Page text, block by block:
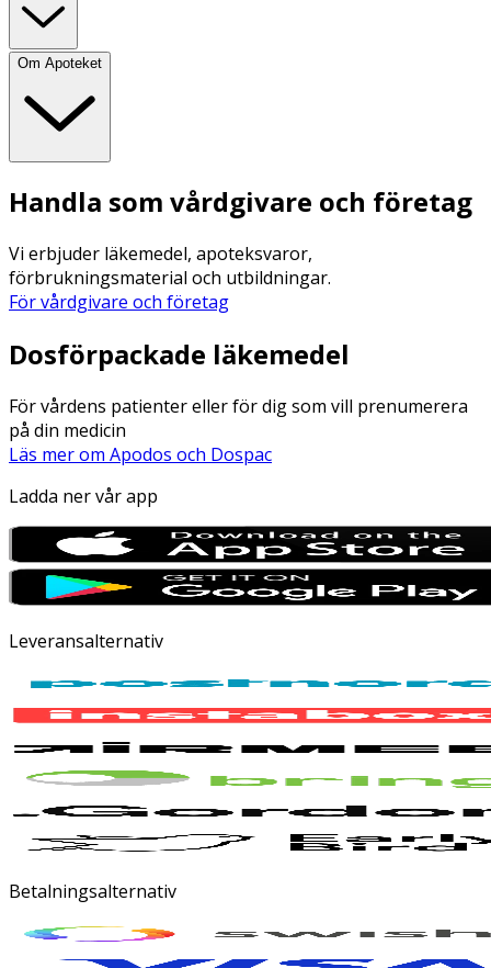
Om Apoteket
Handla som vårdgivare och företag
Vi erbjuder läkemedel, apoteksvaror,
förbrukningsmaterial och utbildningar.
För vårdgivare och företag
Dosförpackade läkemedel
För vårdens patienter eller för dig som vill prenumerera
på din medicin
Läs mer om Apodos och Dospac
Ladda ner vår app
Leveransalternativ
Betalningsalternativ